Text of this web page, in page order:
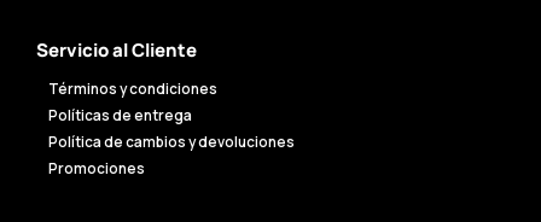
Servicio al Cliente
Términos y condiciones
Políticas de entrega
Política de cambios y devoluciones
Promociones